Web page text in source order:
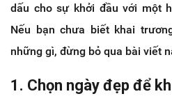
dấu cho sự khởi đầu với một
Nếu bạn chưa biết khai
những gì, đừng bỏ qua bài viết
1. Chọn ngày đẹp để